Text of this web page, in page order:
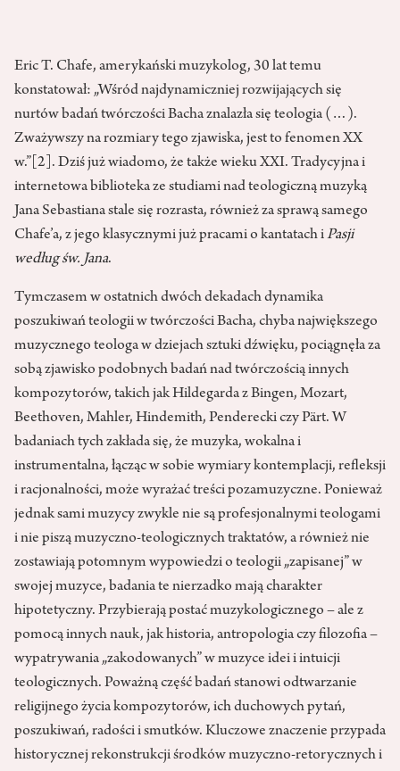
Eric T. Chafe, amerykański muzykolog, 30 lat temu
konstatował: „Wśród najdynamiczniej rozwijających się
nurtów badań twórczości Bacha znalazła się teologia (…).
Zważywszy na rozmiary tego zjawiska, jest to fenomen XX
w.” [2] . Dziś już wiadomo, że także wieku XXI. Tradycyjna i
internetowa biblioteka ze studiami nad teologiczną muzyką
Jana Sebastiana stale się rozrasta, również za sprawą samego
Chafe’a, z jego klasycznymi już pracami o kantatach iPasji
według św. Jana.
Tymczasem w ostatnich dwóch dekadach dynamika
poszukiwań teologii w twórczości Bacha, chyba największego
muzycznego teologa w dziejach sztuki dźwięku, pociągnęła za
sobą zjawisko podobnych badań nad twórczością innych
kompozytorów, takich jak Hildegarda z Bingen, Mozart,
Beethoven, Mahler, Hindemith, Penderecki czy Pärt. W
badaniach tych zakłada się, że muzyka, wokalna i
instrumentalna, łącząc w sobie wymiary kontemplacji, refleksji
i racjonalności, może wyrażać treści pozamuzyczne. Ponieważ
jednak sami muzycy zwykle nie są profesjonalnymi teologami
i nie piszą muzyczno-teologicznych traktatów, a również nie
zostawiają potomnym wypowiedzi o teologii „zapisanej” w
swojej muzyce, badania te nierzadko mają charakter
hipotetyczny. Przybierają postać muzykologicznego – ale z
pomocą innych nauk, jak historia, antropologia czy filozofia –
wypatrywania „zakodowanych” w muzyce idei i intuicji
teologicznych. Poważną część badań stanowi odtwarzanie
religijnego życia kompozytorów, ich duchowych pytań,
poszukiwań, radości i smutków. Kluczowe znaczenie przypada
historycznej rekonstrukcji środków muzyczno-retorycznych i